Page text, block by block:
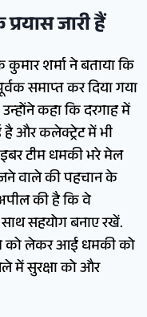
जारी हैं
शर्मा ने बताया कि
समाप्त कर दिया गया
कहा कि दरगाह में
है और कलेक्ट्रेट में भी
टीम धमकी भरे मेल
वाले की पहचान के
की है कि वे
सहयोग बनाए रखें.
को लेकर आई धमकी को
में सुरक्षा को और